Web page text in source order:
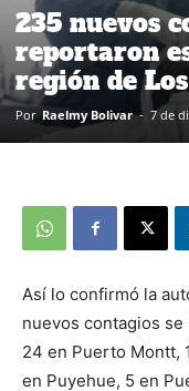
235 nuevos
reportaron
región de
Por Raelmy Bolivar - 7 de
Así lo confirmó la
nuevos contagios
24 en Puerto Montt,
en Puyehue, 5 en